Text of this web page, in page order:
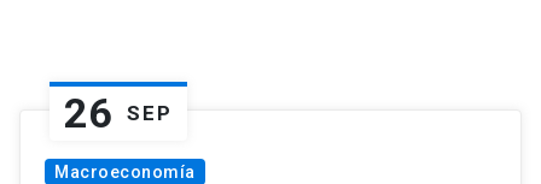
26 SEP
Macroeconomía